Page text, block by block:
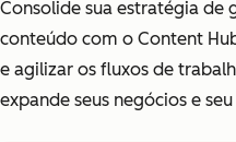
Consolide sua estratégia de
conteúdo com o Content
e agilizar os fluxos de
expande seus negócios e